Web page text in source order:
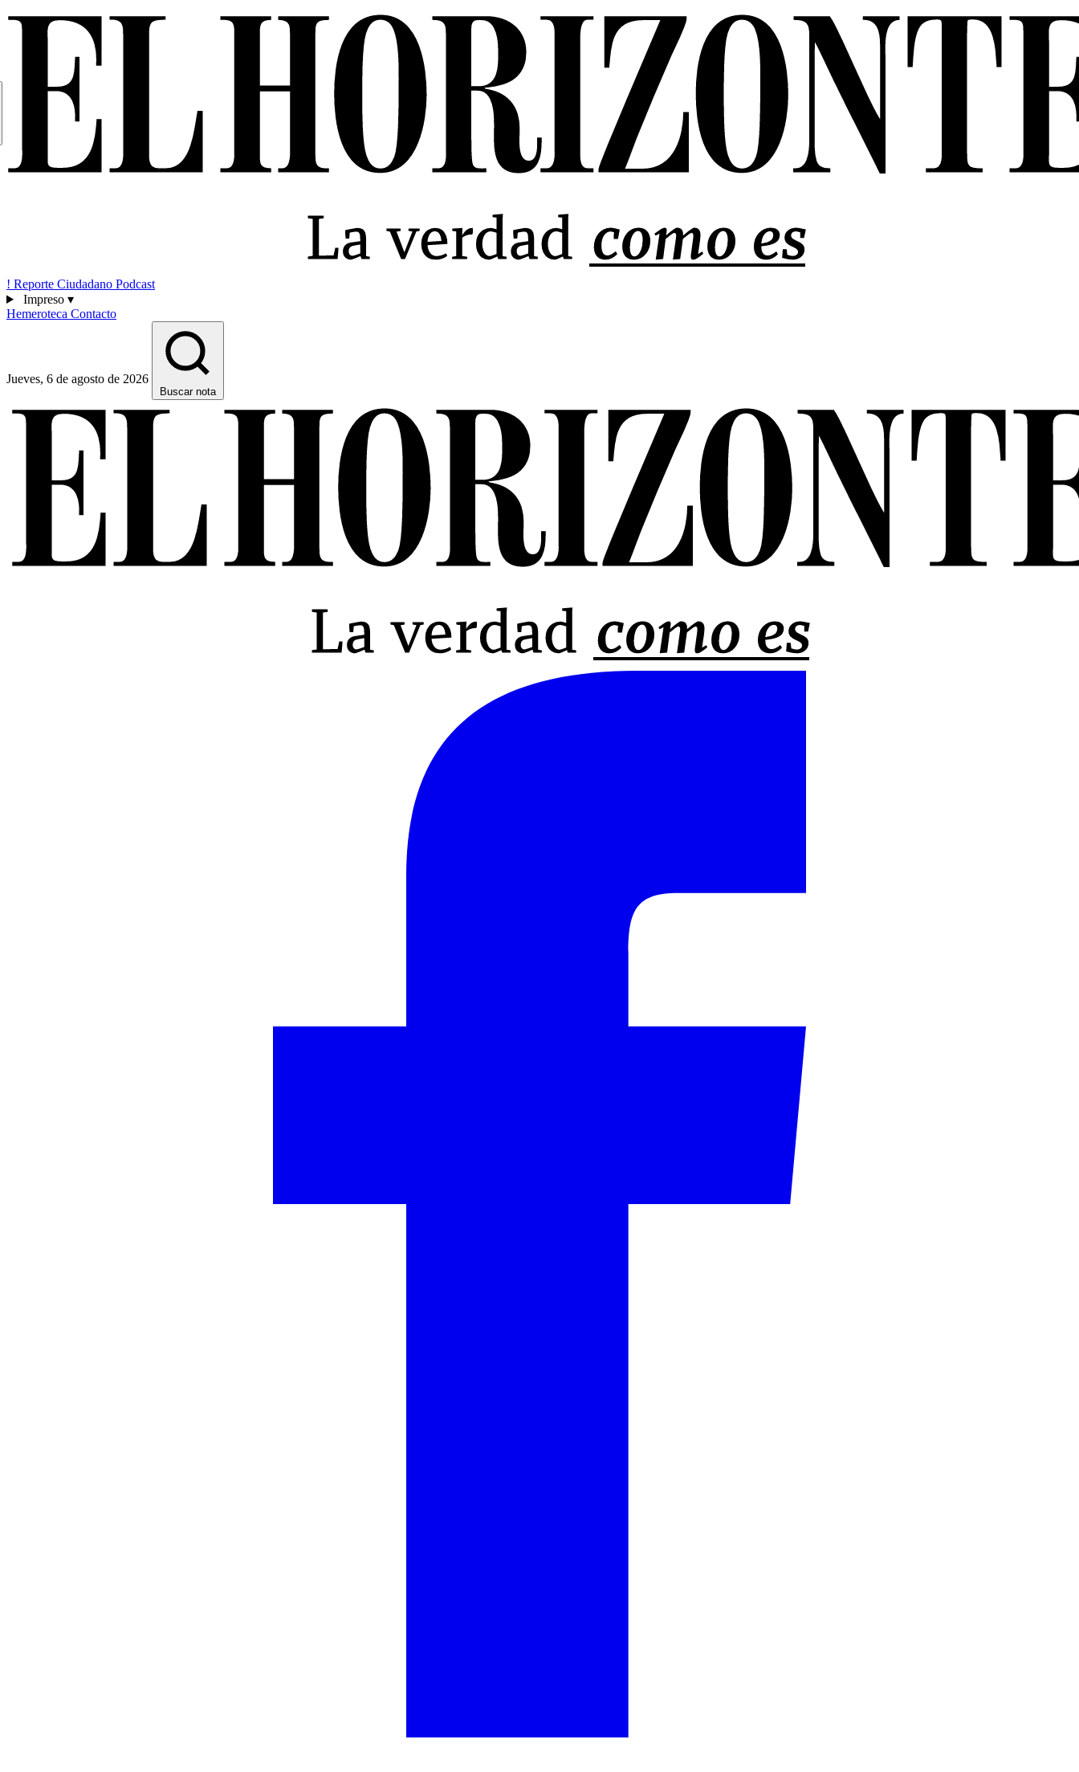
! Reporte Ciudadano Podcast
Impreso ▾
Hemeroteca Contacto
Jueves, 6 de agosto de 2026
Buscar nota